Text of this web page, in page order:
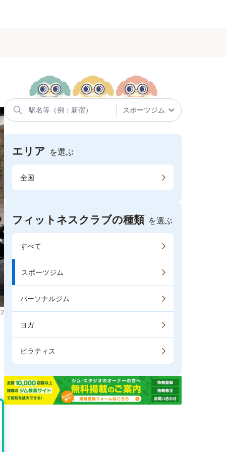
エリア を選ぶ
全国
フィットネスクラブの種類 を選ぶ
すべて
スポーツジム
パーソナルジム
ヨガ
ピラティス